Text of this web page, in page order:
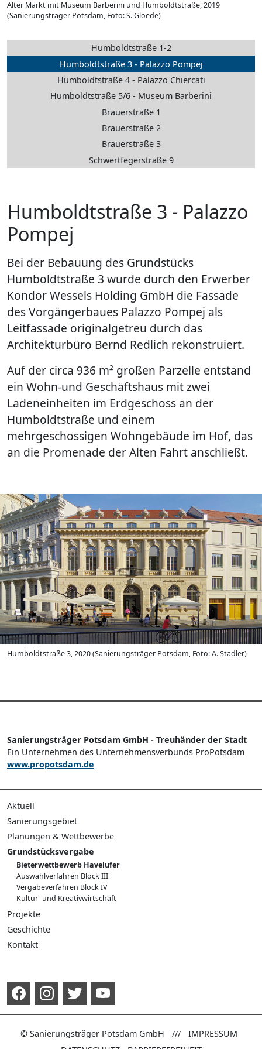
Alter Markt mit Museum Barberini und Humboldtstraße, 2019
(Sanierungsträger Potsdam, Foto: S. Gloede)
Humboldtstraße 1-2
Humboldtstraße 3 - Palazzo Pompej
Humboldtstraße 4 - Palazzo Chiercati
Humboldtstraße 5/6 - Museum Barberini
Brauerstraße 1
Brauerstraße 2
Brauerstraße 3
Schwertfegerstraße 9
Humboldtstraße 3 - Palazzo
Pompej
Bei der Bebauung des Grundstücks
Humboldtstraße 3 wurde durch den Erwerber
Kondor Wessels Holding GmbH die Fassade
des Vorgängerbaues Palazzo Pompej als
Leitfassade originalgetreu durch das
Architekturbüro Bernd Redlich rekonstruiert.
Auf der circa 936 m² großen Parzelle entstand
ein Wohn-und Geschäftshaus mit zwei
Ladeneinheiten im Erdgeschoss an der
Humboldtstraße und einem
mehrgeschossigen Wohngebäude im Hof, das
an die Promenade der Alten Fahrt anschließt.
Humboldtstraße 3, 2020 (Sanierungsträger Potsdam, Foto: A. Stadler)
Sanierungsträger Potsdam GmbH - Treuhänder der Stadt
Ein Unternehmen des Unternehmensverbunds ProPotsdam
www.propotsdam.de
Aktuell
Pressemeldungen
Führungen
Sanierungsgebiet
Sanierungsverfahren
Neuordnungskonzept
Planungen & Wettbewerbe
Verkehrsneuordnung
Planungswerkstatt Potsdamer Mitte
Integriertes Leitbautenkonzept
Planungswerkstatt Lustgarten
Wettbewerb Langer Stall
Wettbewerb Plantage
Grundstücksvergabe
Bieterwettbewerb Havelufer
Auswahlverfahren Block III
Vergabeverfahren Block IV
Kultur- und Kreativwirtschaft
Projekte
Landtagsneubau
Quartier Neuer Markt/Plantage
Havelufer/ Alte Fahrt
Alter Markt und Plätze
Ringerkolonnade
Nikolaikirche
Garnisonkirche
Geschichte
Überblick zur Geschichte
Kontakt
© Sanierungsträger Potsdam GmbH ///
IMPRESSUM